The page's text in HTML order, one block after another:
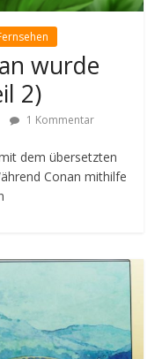
wurde
2)
1 Kommentar
dem übersetzten
Conan mithilfe